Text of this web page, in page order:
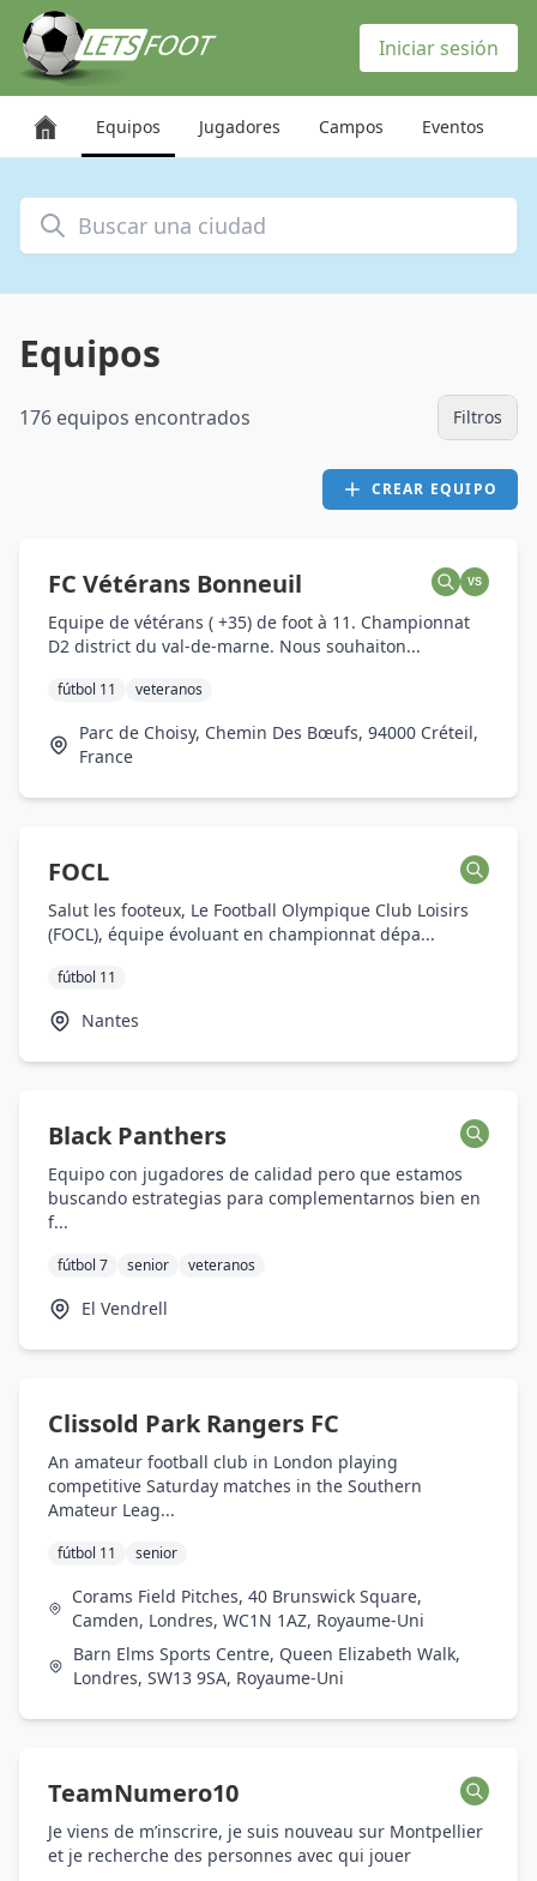
Iniciar sesión
Equipos Jugadores Campos Eventos
Buscar una ciudad
Equipos
176 equipos encontrados Filtros
CREAR EQUIPO
FC Vétérans Bonneuil VS
Equipe de vétérans ( +35) de foot à 11. Championnat
D2 district du val-de-marne. Nous souhaiton...
fútbol 11 veteranos
Parc de Choisy, Chemin Des Bœufs, 94000 Créteil,
France
FOCL
Salut les footeux, Le Football Olympique Club Loisirs
(FOCL), équipe évoluant en championnat dépa...
fútbol 11
Nantes
Black Panthers
Equipo con jugadores de calidad pero que estamos
buscando estrategias para complementarnos bien en
f...
fútbol 7 senior veteranos
El Vendrell
Clissold Park Rangers FC
An amateur football club in London playing
competitive Saturday matches in the Southern
Amateur Leag...
fútbol 11 senior
Corams Field Pitches, 40 Brunswick Square,
Camden, Londres, WC1N 1AZ, Royaume-Uni
Barn Elms Sports Centre, Queen Elizabeth Walk,
Londres, SW13 9SA, Royaume-Uni
TeamNumero10
Je viens de m’inscrire, je suis nouveau sur Montpellier
et je recherche des personnes avec qui jouer
Panel de gestión de cookies